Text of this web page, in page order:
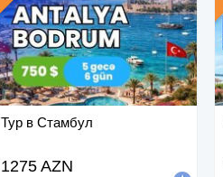
Тур в Стамбул
1275 AZN